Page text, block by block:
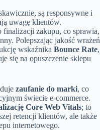
są responsywne i
uwagę klientów.
finalizacji zakupu, co sprawia,
Polepszając jakość wrażeń
wskaźnika Bounce Rate,
się na opuszczenie sklepu
zaufanie do marki, co
świecie e-commerce.
Core Web Vitals; to
retencji klientów, ale także
internetowego.